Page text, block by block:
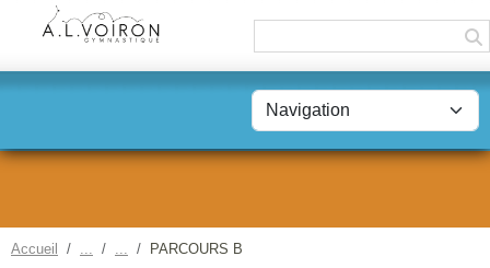
Accueil PARCOURS B
Panneau de gestion des cookies